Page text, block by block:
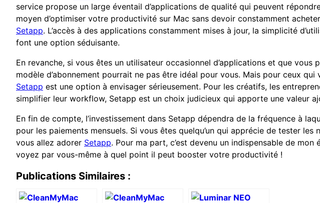
service propose un large éventail d’applications de qualité qui peuvent
moyen d’optimiser votre productivité sur Mac sans devoir constamment
Setapp. L’accès à des applications constamment mises à jour, la simplicité
font une option séduisante.
En revanche, si vous êtes un utilisateur occasionnel d’applications et que
modèle d’abonnement pourrait ne pas être idéal pour vous. Mais pour ceux
Setapp est une option à envisager sérieusement. Pour les créatifs, les
simplifier leur workflow, Setapp est un choix judicieux qui apporte une valeur
En fin de compte, l’investissement dans Setapp dépendra de la fréquence à
pour les paiements mensuels. Si vous êtes quelqu’un qui apprécie de tester
vous allez adorer Setapp. Pour ma part, c’est devenu un indispensable de
voyez par vous-même à quel point il peut booster votre productivité !
Publications Similaires :